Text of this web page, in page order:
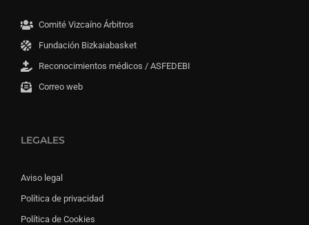
Comité Vizcaíno Árbitros
Fundación Bizkaiabasket
Reconocimientos médicos / ASFEDEBI
Correo web
LEGALES
Aviso legal
Política de privacidad
Política de Cookies